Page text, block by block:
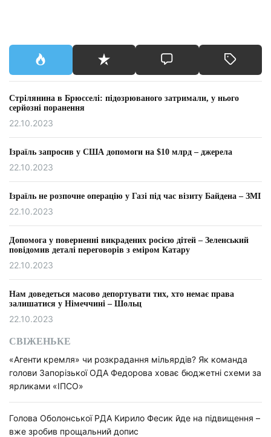
Стрілянина в Брюсселі: підозрюваного затримали, у нього
серйозні поранення
22.10.2023
Ізраїль запросив у США допомоги на $10 млрд – джерела
22.10.2023
Ізраїль не розпочне операцію у Газі під час візиту Байдена – ЗМІ
22.10.2023
Допомога у поверненні викрадених росією дітей – Зеленський
повідомив деталі переговорів з еміром Катару
22.10.2023
Нам доведеться масово депортувати тих, хто немає права
залишатися у Німеччині – Шольц
22.10.2023
СВІЖЕНЬКЕ
«Агенти кремля» чи розкрадання мільярдів? Як команда
голови Запорізької ОДА Федорова ховає бюджетні схеми за
ярликами «ІПСО»
Голова Оболонської РДА Кирило Фесик йде на підвищення –
вже зробив прощальний допис